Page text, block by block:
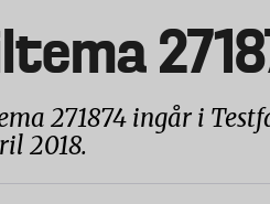
271874 ingår i
2018.